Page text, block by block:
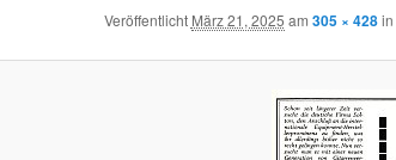
Veröffentlicht März 21, 2025 am 305 × 428in